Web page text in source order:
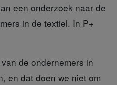
een onderzoek naar de
in de textiel. In P+
de ondernemers in
en dat doen we niet om